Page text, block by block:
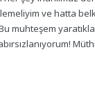
ve hatta
muhteşem